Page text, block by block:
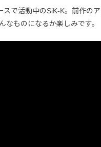
スで活動中のSiK-K。前作の
なものになるか楽しみです。